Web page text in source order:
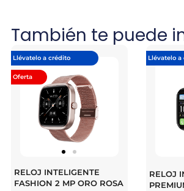
También te puede
Llévatelo a crédito
Oferta
RELOJ INTELIGENTE
FASHION 2 MP ORO ROSA
Llévatelo a
RELOJ